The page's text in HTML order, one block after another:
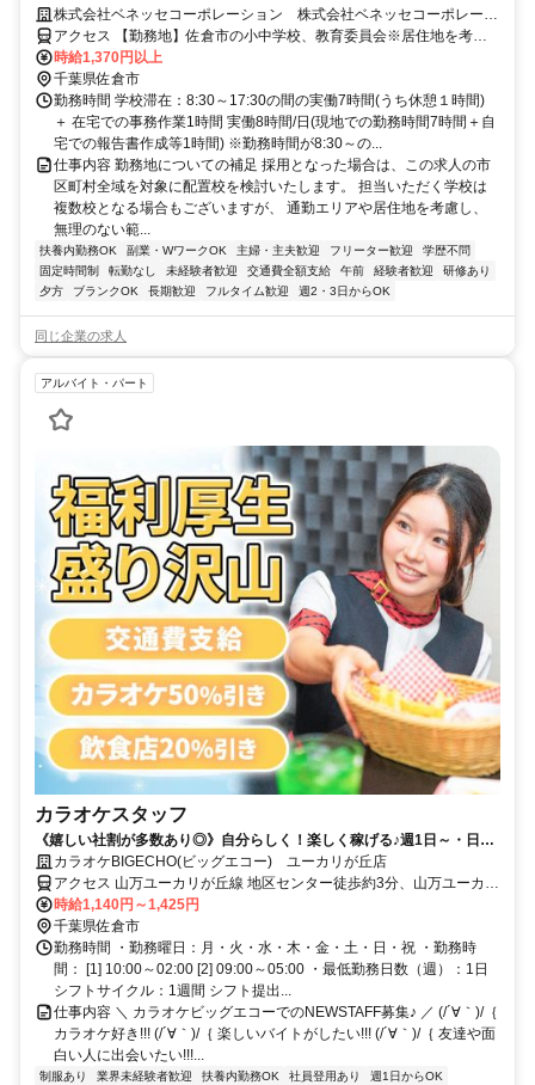
株式会社ベネッセコーポレーション 株式会社ベネッセコーポレーシ
ョン(千葉県佐倉市西ユーカリが丘3丁目)
アクセス 【勤務地】佐倉市の小中学校、教育委員会※居住地を考慮
の上、決定 ＜採用となった場合は、この求人の市区町村全域を対象
に配置校を検討いたします。担当いただく学校は複数校となる場合も
ございますが、通勤エリアや居住地を考慮し、無理のない範囲でご勤
務いただけるよう、最終的にはご相談の上で決定いたします。＞
時給1,370円以上
千葉県佐倉市
勤務時間 学校滞在：8:30～17:30の間の実働7時間(うち休憩１時間)
＋ 在宅での事務作業1時間 実働8時間/日(現地での勤務時間7時間＋自
宅での報告書作成等1時間) ※勤務時間が8:30～の...
仕事内容 勤務地についての補足 採用となった場合は、この求人の市
区町村全域を対象に配置校を検討いたします。 担当いただく学校は
複数校となる場合もございますが、 通勤エリアや居住地を考慮し、
無理のない範...
扶養内勤務OK 副業・WワークOK 主婦・主夫歓迎 フリーター歓迎
学歴不問
固定時間制
転勤なし 未経験者歓迎 交通費全額支給 午前 経験者歓迎
研修あり
夕方
ブランクOK 長期歓迎 フルタイム歓迎 週2・3日からOK
同じ企業の求人
アルバイト・パート
カラオケスタッフ
《嬉しい社割が多数あり◎》自分らしく！楽しく稼げる♪週1日～・日払
いOK！
カラオケBIGECHO(ビッグエコー) ユーカリが丘店
アクセス 山万ユーカリが丘線 地区センター徒歩約3分、山万ユーカリ
が丘線 ユーカリが丘徒歩約3分、京成本線 ユーカリが丘徒歩約3分
時給1,140円～1,425円
千葉県佐倉市
勤務時間 ・勤務曜日：月・火・水・木・金・土・日・祝 ・勤務時
間： [1] 10:00～02:00 [2] 09:00～05:00 ・最低勤務日数（週）：1日
シフトサイクル：1週間 シフト提出...
仕事内容 ＼ カラオケビッグエコーでのNEWSTAFF募集♪ ／ (/´∀｀)/｛
カラオケ好き!!! (/´∀｀)/｛ 楽しいバイトがしたい!!! (/´∀｀)/｛ 友達や面
白い人に出会いたい!!!...
制服あり 業界未経験者歓迎 扶養内勤務OK 社員登用あり
週1日からOK